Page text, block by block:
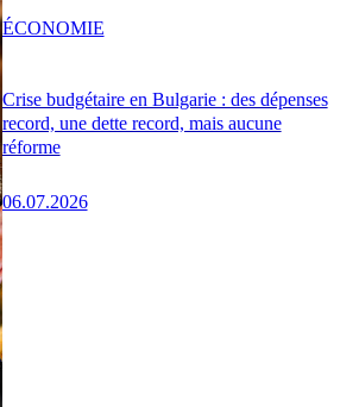
Crise budgétaire en Bulgarie : des dépenses
record, une dette record, mais aucune
réforme
06.07.2026
ÉCONOMIE